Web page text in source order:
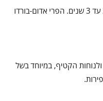
שיזף סיני מתחיל להניב פירות לאחר 2 עד 3 שנים. הפרי אדום-בורדו
ולנוחות הקטיף, במיוחד בשל